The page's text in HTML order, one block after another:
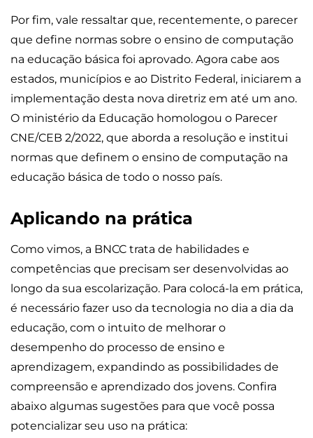
Por fim, vale ressaltar que, recentemente, o parecer
que define normas sobre o ensino de computação
na educação básica foi aprovado. Agora cabe aos
estados, municípios e ao Distrito Federal, iniciarem a
implementação desta nova diretriz em até um ano.
O ministério da Educação homologou o Parecer
CNE/CEB 2/2022, que aborda a resolução e institui
normas que definem o ensino de computação na
educação básica de todo o nosso país.
Aplicando na prática
Como vimos, a BNCC trata de habilidades e
competências que precisam ser desenvolvidas ao
longo da sua escolarização. Para colocá-la em prática,
é necessário fazer uso da tecnologia no dia a dia da
educação, com o intuito de melhorar o
desempenho do processo de ensino e
aprendizagem, expandindo as possibilidades de
compreensão e aprendizado dos jovens. Confira
abaixo algumas sugestões para que você possa
potencializar seu uso na prática: